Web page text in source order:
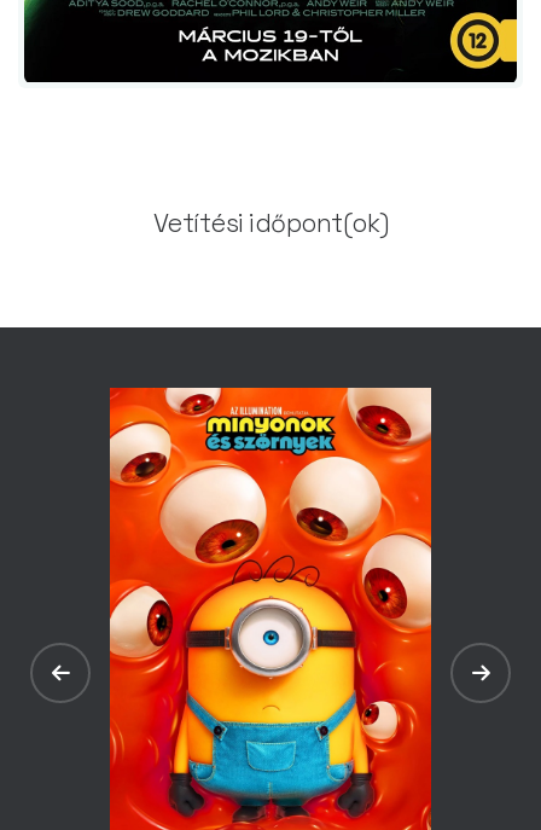
Vetítési időpont(ok)